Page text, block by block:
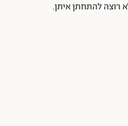
רוצה להתחתן איתן.